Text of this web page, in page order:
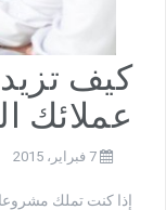
كيف
عملائك
7 فبراير، 2015
إذا كنت تملك